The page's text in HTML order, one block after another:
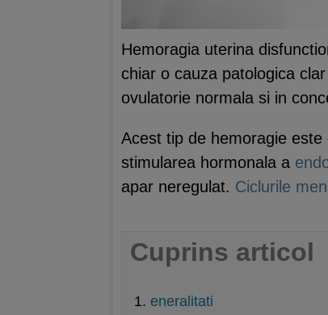
Hemoragia uterina
chiar o cauza patologica
ovulatorie normala si in
Acest tip de hemoragie
stimularea hormonala a
apar neregulat. Ciclurile
Cuprins articol
eneralitati